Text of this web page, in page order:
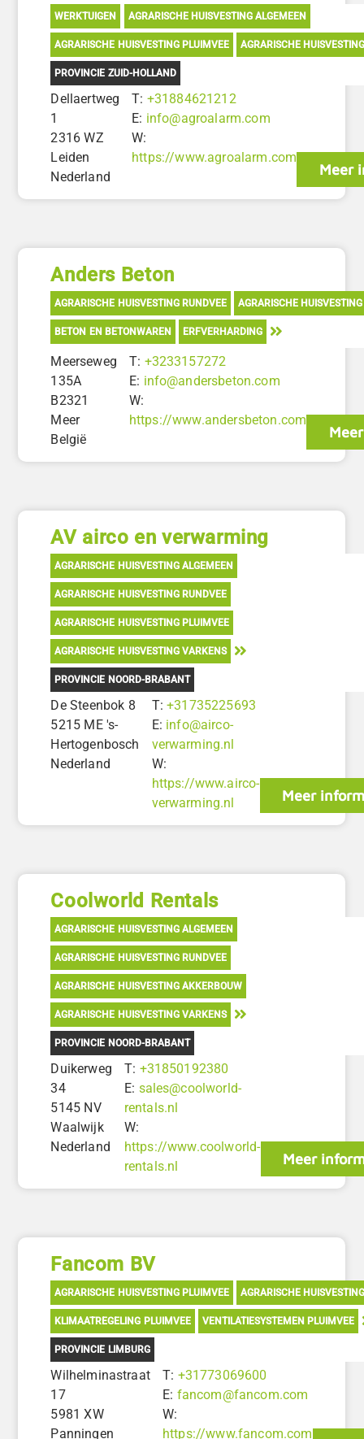
WERKTUIGEN AGRARISCHE HUISVESTING ALGEMEEN
AGRARISCHE HUISVESTING PLUIMVEE AGRARISCHE
PROVINCIE ZUID-HOLLAND
Dellaertweg
1
2316 WZ
Leiden
Nederland
T: +31884621212
E: info@agroalarm.com
W:
https://www.agroalarm.com
Meer
Anders Beton
AGRARISCHE HUISVESTING RUNDVEE AGRARISCHE
BETON EN BETONWAREN ERFVERHARDING
Meerseweg
135A
B2321
Meer
België
T: +3233157272
E: info@andersbeton.com
W:
https://www.andersbeton.com
AV airco en verwarming
AGRARISCHE HUISVESTING ALGEMEEN
AGRARISCHE HUISVESTING RUNDVEE
AGRARISCHE HUISVESTING PLUIMVEE
AGRARISCHE HUISVESTING VARKENS
PROVINCIE NOORD-BRABANT
De Steenbok 8
5215 ME 's-
Hertogenbosch
Nederland
T:+31735225693
E: info@airco-
verwarming.nl
W:
https://www.airco-
verwarming.nl
Meer
Coolworld Rentals
AGRARISCHE HUISVESTING ALGEMEEN
AGRARISCHE HUISVESTING RUNDVEE
AGRARISCHE HUISVESTING AKKERBOUW
AGRARISCHE HUISVESTING VARKENS
PROVINCIE NOORD-BRABANT
Duikerweg
34
5145 NV
Waalwijk
Nederland
T: +31850192380
E: sales@coolworld-
rentals.nl
W:
https://www.coolworld-
rentals.nl
Meer
Fancom BV
AGRARISCHE HUISVESTING PLUIMVEE AGRARISCHE
KLIMAATREGELING PLUIMVEE VENTILATIESYSTEMEN PLUIMVEE
PROVINCIE LIMBURG
Wilhelminastraat
17
5981 XW
Panningen
T: +31773069600
E: fancom@fancom.com
W:
https://www.fancom.com